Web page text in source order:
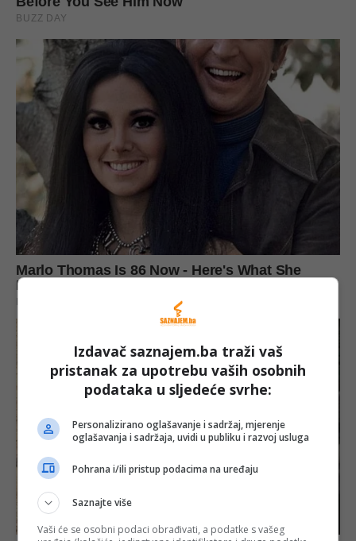
Izdavač saznajem.ba traži vaš
pristanak za upotrebu vaših osobnih
podataka u sljedeće svrhe:
Personalizirano oglašavanje i sadržaj, mjerenje
oglašavanja i sadržaja, uvidi u publiku i razvoj usluga
Pohrana i/ili pristup podacima na uređaju
Saznajte više
Vaši će se osobni podaci obrađivati, a podatke s vašeg